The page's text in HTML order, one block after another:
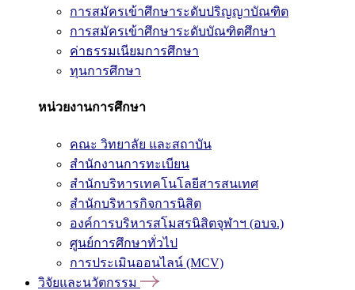
การสมัครเข้าศึกษาระดับปริญญาบัณฑิต
การสมัครเข้าศึกษาระดับบัณฑิตศึกษา
ค่าธรรมเนียมการศึกษา
ทุนการศึกษา
หน่วยงานการศึกษา
คณะ วิทยาลัย และสถาบัน
สำนักงานการทะเบียน
สำนักบริหารเทคโนโลยีสารสนเทศ
สำนักบริหารกิจการนิสิต
องค์การบริหารสโมสรนิสิตจุฬาฯ (อบจ.)
ศูนย์การศึกษาทั่วไป
การประเมินออนไลน์ (MCV)
วิจัยและนวัตกรรม